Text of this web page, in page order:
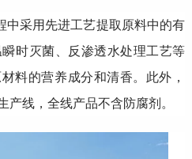
中采用先进工艺提取原料中的有
时灭菌、反渗透水处理工艺等
料的营养成分和清香。此外，
产线，全线产品不含防腐剂。